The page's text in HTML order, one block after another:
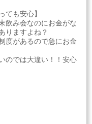
ても安心】
飲み会なのにお金がな
りますよね？
度があるので急にお金
のでは大違い！！安心